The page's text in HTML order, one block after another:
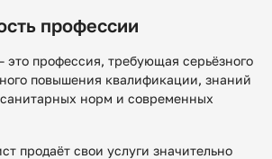
профессии
это профессия, требующая серьёзного
повышения квалификации, знаний
норм и современных
продаёт свои услуги значительно